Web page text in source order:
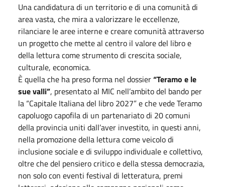
Una candidatura di un territorio e di una comunità di
area vasta, che mira a valorizzare le eccellenze,
rilanciare le aree interne e creare comunità attraverso
un progetto che mette al centro il valore del libro e
della lettura come strumento di crescita sociale,
culturale, economica.
È quella che ha preso forma nel dossier“Teramo e le
sue valli”, presentato al MIC nell’ambito del bando per
la “Capitale Italiana del libro 2027” e che vede Teramo
capoluogo capofila di un partenariato di 20 comuni
della provincia uniti dall’aver investito, in questi anni,
nella promozione della lettura come veicolo di
inclusione sociale e di sviluppo individuale e collettivo,
oltre che del pensiero critico e della stessa democrazia,
non solo con eventi festival di letteratura, premi